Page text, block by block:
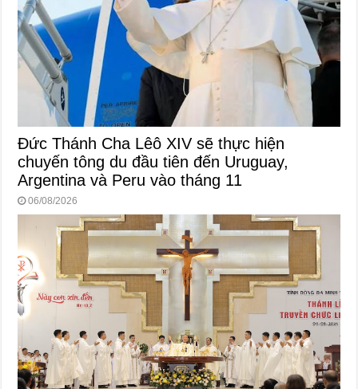
Đức Thánh Cha Lêô XIV sẽ thực hiện
chuyến tông du đầu tiên đến Uruguay,
Argentina và Peru vào tháng 11
06/08/2026